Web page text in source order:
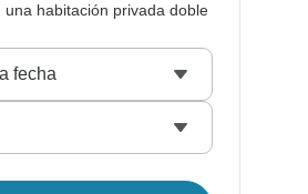
una habitación privada doble
fecha